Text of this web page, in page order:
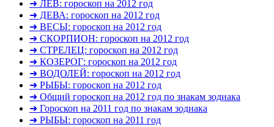
➜ ЛЕВ: гороскоп на 2012 год
➜ ДЕВА: гороскоп на 2012 год
➜ ВЕСЫ: гороскоп на 2012 год
➜ СКОРПИОН: гороскоп на 2012 год
➜ СТРЕЛЕЦ: гороскоп на 2012 год
➜ КОЗЕРОГ: гороскоп на 2012 год
➜ ВОДОЛЕЙ: гороскоп на 2012 год
➜ РЫБЫ: гороскоп на 2012 год
➜ Общий гороскоп на 2012 год по знакам зодиака
➜ Гороскоп на 2011 год по знакам зодиака
➜ РЫБЫ: гороскоп на 2011 год